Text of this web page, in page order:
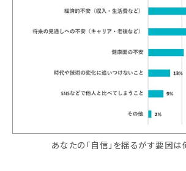
あなたの「自信」を揺るがす要因は